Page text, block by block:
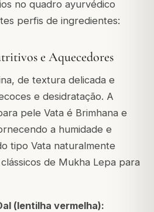
no quadro ayurvédico
perfis de ingredientes:
e Aquecedores
de textura delicada e
e desidratação. A
pele Vata é Brimhana e
a humidade e
tipo Vata naturalmente
de Mukha Lepa para
(lentilha vermelha):